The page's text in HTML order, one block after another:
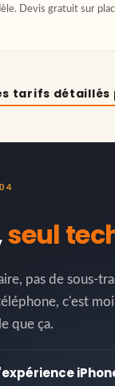
Devis gratuit sur
tarifs détaillés
seul
pas de sous-
c'est
que ça.